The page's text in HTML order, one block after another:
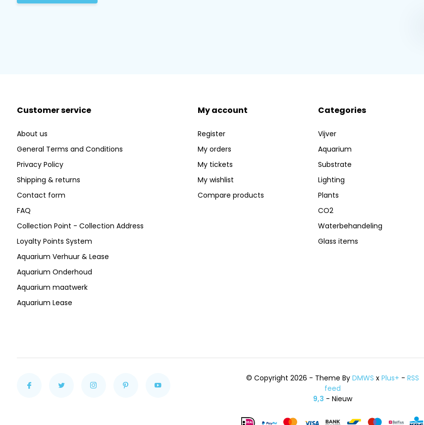
Customer service
About us
General Terms and Conditions
Privacy Policy
Shipping & returns
Contact form
FAQ
Collection Point - Collection Address
Loyalty Points System
Aquarium Verhuur & Lease
Aquarium Onderhoud
Aquarium maatwerk
Aquarium Lease
My account
Register
My orders
My tickets
My wishlist
Compare products
Categories
Vijver
Aquarium
Substrate
Lighting
Plants
CO2
Waterbehandeling
Glass items
© Copyright 2026 - Theme ByDMWS xPlus+ -RSS
feed
9,3 - Nieuw